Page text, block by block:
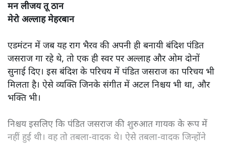
मन लीजय तू ठान
मेरो अल्लाह मेहरबान
एडमंटन में जब यह राग भैरव की अपनी ही बनायी बंदिश पंडित
जसराज गा रहे थे, तो एक ही स्वर पर अल्लाह और ओम दोनों
सुनाई दिए। इस बंदिश के परिचय में पंडित जसराज का परिचय भी
मिलता है। ऐसे व्यक्ति जिनके संगीत में अटल निश्चय भी था, और
भक्ति भी।
निश्चय इसलिए कि पंडित जसराज की शुरुआत गायक के रूप में
नहीं हुई थी। वह तो तबला-वादक थे। ऐसे तबला-वादक जिन्होंने